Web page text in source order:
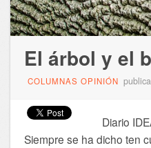
El árbol y el
COLUMNAS OPINIÓN
Diario
Siempre se ha dicho ten